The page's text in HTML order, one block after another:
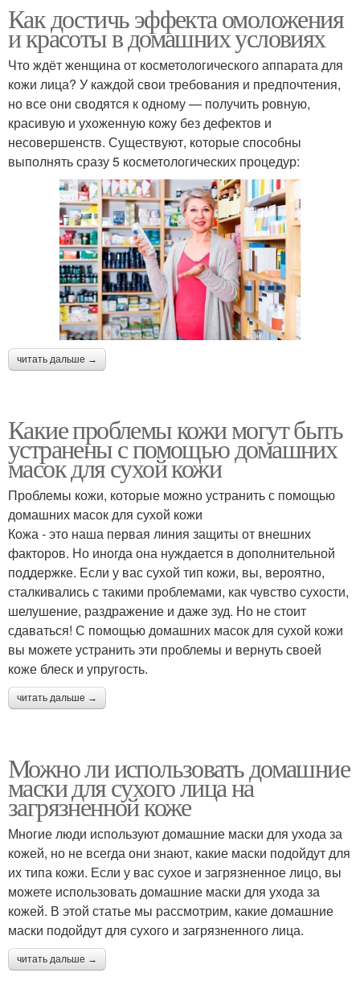
Как достичь эффекта омоложения
и красоты в домашних условиях
Что ждёт женщина от косметологического аппарата для
кожи лица? У каждой свои требования и предпочтения,
но все они сводятся к одному — получить ровную,
красивую и ухоженную кожу без дефектов и
несовершенств. Существуют, которые способны
выполнять сразу 5 косметологических процедур:
читать дальше →
Какие проблемы кожи могут быть
устранены с помощью домашних
масок для сухой кожи
Проблемы кожи, которые можно устранить с помощью
домашних масок для сухой кожи
Кожа - это наша первая линия защиты от внешних
факторов. Но иногда она нуждается в дополнительной
поддержке. Если у вас сухой тип кожи, вы, вероятно,
сталкивались с такими проблемами, как чувство сухости,
шелушение, раздражение и даже зуд. Но не стоит
сдаваться! С помощью домашних масок для сухой кожи
вы можете устранить эти проблемы и вернуть своей
коже блеск и упругость.
читать дальше →
Можно ли использовать домашние
маски для сухого лица на
загрязненной коже
Многие люди используют домашние маски для ухода за
кожей, но не всегда они знают, какие маски подойдут для
их типа кожи. Если у вас сухое и загрязненное лицо, вы
можете использовать домашние маски для ухода за
кожей. В этой статье мы рассмотрим, какие домашние
маски подойдут для сухого и загрязненного лица.
читать дальше →